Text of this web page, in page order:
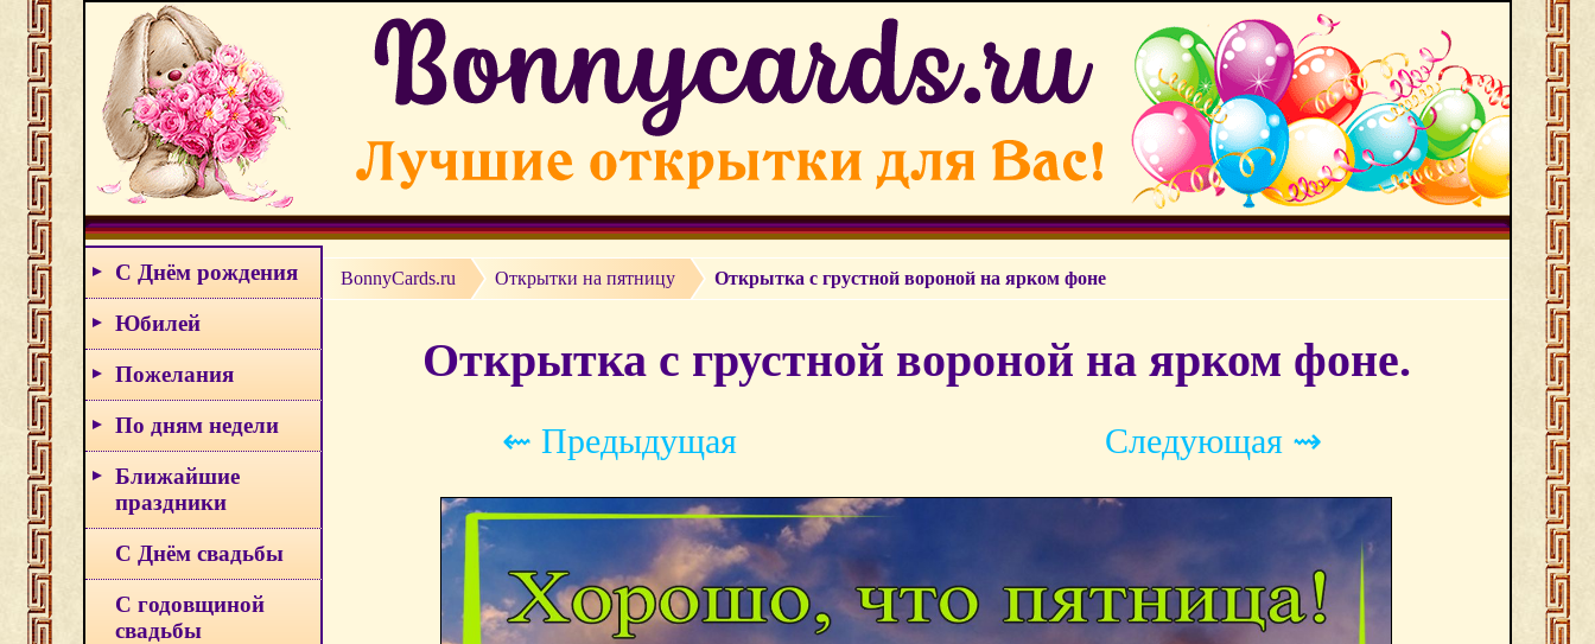
С Днём рождения
Юбилей
Пожелания
По дням недели
Ближайшие
праздники
С Днём свадьбы
С годовщиной
свадьбы
BonnyCards.ru Открытки на пятницу Открытка с грустной вороной на ярком фоне
Открытка с грустной вороной на ярком фоне.
⇜ Предыдущая Следующая ⇝